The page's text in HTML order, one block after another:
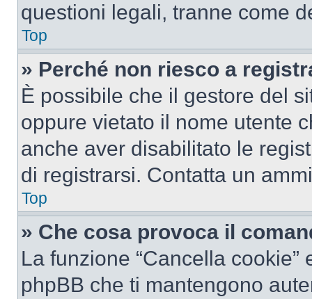
questioni legali, tranne come
Top
» Perché non riesco a
È possibile che il gestore del
oppure vietato il nome utente
anche aver disabilitato le
di registrarsi. Contatta un
Top
» Che cosa provoca il
La funzione “Cancella
phpBB che ti mantengono